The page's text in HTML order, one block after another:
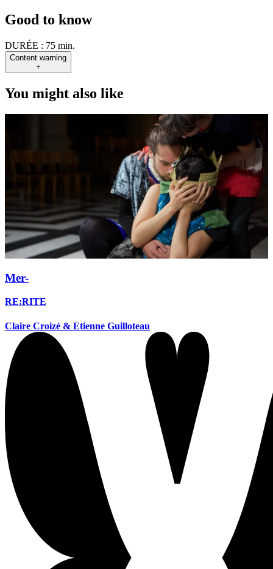
Good to know
DURÉE : 75 min.
Content warning
+
You might also like
Mer-
RE:RITE
Claire Croizé & Etienne Guilloteau